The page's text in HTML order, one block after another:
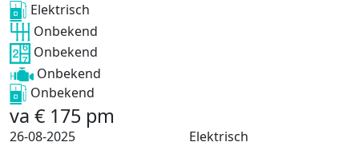
Elektrisch
Onbekend
Onbekend
Onbekend
Onbekend
va € 175 pm
26-08-2025
Elektrisch